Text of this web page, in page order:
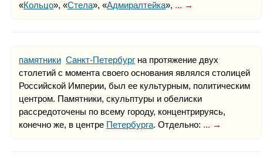
«Кольцо», «Стела», «Адмиралтейка», ... →
памятники Санкт-Петербург на протяжение двух
столетий с момента своего основания являлся столицей
Российской Империи, был ее культурным, политическим
центром. Памятники, скульптуры и обелиски
рассредоточены по всему городу, концентрируясь,
конечно же, в центре Петербурга. Отдельно: ... →